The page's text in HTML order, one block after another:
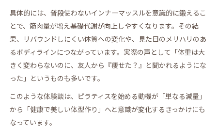
具体的には、普段使わないインナーマッスルを意識的に鍛えるこ
とで、筋肉量が増え基礎代謝が向上しやすくなります。その結
果、リバウンドしにくい体質への変化や、見た目のメリハリのあ
るボディラインにつながっています。実際の声として「体重は大
きく変わらないのに、友人から『痩せた？』と聞かれるようにな
った」というものも多いです。
このような体験談は、ピラティスを始める動機が「単なる減量」
から「健康で美しい体型作り」へと意識が変化するきっかけにも
なっています。